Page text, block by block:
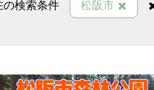
の検索条件 松阪市